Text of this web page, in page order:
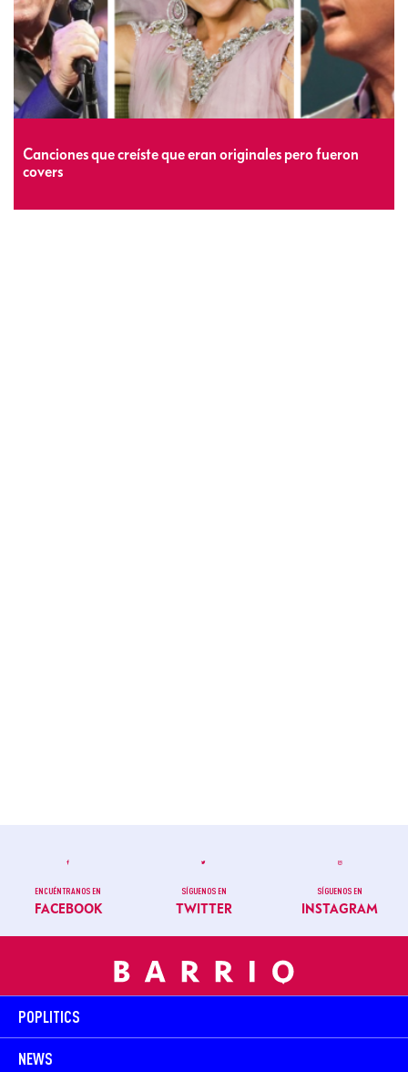
Canciones que creíste que eran originales pero fueron
covers
ENCUÉNTRANOS EN
FACEBOOK
SÍGUENOS EN
TWITTER
SÍGUENOS EN
INSTAGRAM
POPLITICS
NEWS